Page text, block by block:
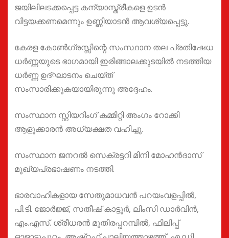
ജയിലിലടക്കപ്പെട്ട കന്യാസ്ത്രീകളെ ഉടൻ
വിട്ടയക്കണമെന്നും ഉണ്ണിയാടൻ ആവശ്യപ്പെട്ടു.
കേരള കോൺഗ്രസ്സിന്റെ സംസ്ഥാന തല പ്രതിഷേധ
ധർണ്ണയുടെ ഭാഗമായി ഇരിങ്ങാലക്കുടയിൽ നടത്തിയ
ധർണ്ണ ഉദ്ഘാടനം ചെയ്ത്
സംസാരിക്കുകയായിരുന്നു അദ്ദേഹം.
സംസ്ഥാന സ്റ്റിയറിംഗ് കമ്മിറ്റി അംഗം റോക്കി
ആളൂക്കാരൻ അധ്യക്ഷത വഹിച്ചു.
സംസ്ഥാന ജനറൽ സെക്രട്ടറി മിനി മോഹൻദാസ്
മുഖ്യപ്രഭാഷണം നടത്തി.
ഭാരവാഹികളായ സേതുമാധവൻ പറയംവളപ്പിൽ,
പി.ടി. ജോർജ്ജ്, സതീഷ് കാട്ടൂർ, ലിംസി ഡാർവിൻ,
എം.എസ്. ശ്രീധരൻ മുതിരപ്പറമ്പിൽ, ഫിലിപ്പ്